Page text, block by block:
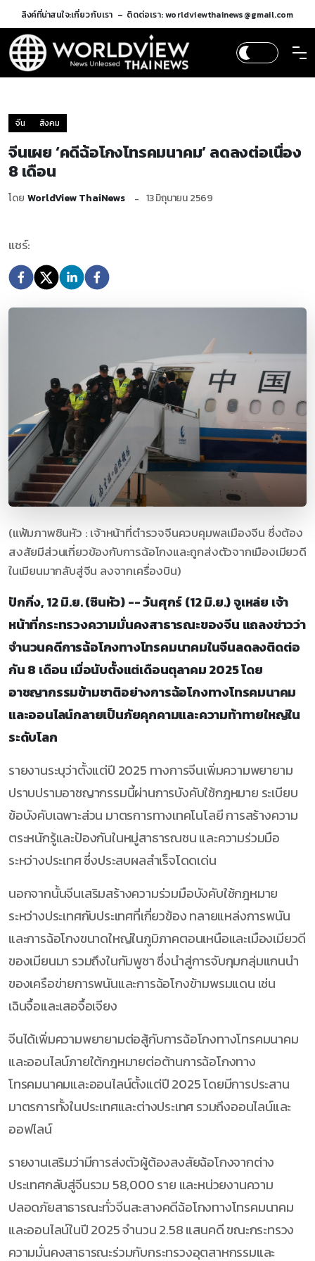
ลิงค์ที่น่าสนใจ:เกี่ยวกับเรา ติดต่อเรา: worldviewthainews@gmail.com
จีน สังคม
จีนเผย ‘คดีฉ้อโกงโทรคมนาคม’ ลดลงต่อเนื่อง
8 เดือน
โดย WorldView ThaiNews 13 มิถุนายน 2569
แชร์:
(แฟ้มภาพซินหัว : เจ้าหน้าที่ตำรวจจีนควบคุมพลเมืองจีน ซึ่งต้อง
สงสัยมีส่วนเกี่ยวข้องกับการฉ้อโกงและถูกส่งตัวจากเมืองเมียวดี
ในเมียนมากลับสู่จีน ลงจากเครื่องบิน)
ปักกิ่ง, 12 มิ.ย. (ซินหัว) -- วันศุกร์ (12 มิ.ย.) จูเหล่ย เจ้า
หน้าที่กระทรวงความมั่นคงสาธารณะของจีน แถลงข่าวว่า
จำนวนคดีการฉ้อโกงทางโทรคมนาคมในจีนลดลงติดต่อ
กัน 8 เดือน เมื่อนับตั้งแต่เดือนตุลาคม 2025 โดย
อาชญากรรมข้ามชาติอย่างการฉ้อโกงทางโทรคมนาคม
และออนไลน์กลายเป็นภัยคุกคามและความท้าทายใหญ่ใน
ระดับโลก
รายงานระบุว่าตั้งแต่ปี 2025 ทางการจีนเพิ่มความพยายาม
ปราบปรามอาชญากรรมนี้ผ่านการบังคับใช้กฎหมาย ระเบียบ
ข้อบังคับเฉพาะส่วน มาตรการทางเทคโนโลยี การสร้างความ
ตระหนักรู้และป้องกันในหมู่สาธารณชน และความร่วมมือ
ระหว่างประเทศ ซึ่งประสบผลสำเร็จโดดเด่น
นอกจากนั้นจีนเสริมสร้างความร่วมมือบังคับใช้กฎหมาย
ระหว่างประเทศกับประเทศที่เกี่ยวข้อง ทลายแหล่งการพนัน
และการฉ้อโกงขนาดใหญ่ในภูมิภาคตอนเหนือและเมืองเมียวดี
ของเมียนมา รวมถึงในกัมพูชา ซึ่งนำสู่การจับกุมกลุ่มแกนนำ
ของเครือข่ายการพนันและการฉ้อโกงข้ามพรมแดน เช่น
เฉินจื้อและเสอจื้อเจียง
จีนได้เพิ่มความพยายามต่อสู้กับการฉ้อโกงทางโทรคมนาคม
และออนไลน์ภายใต้กฎหมายต่อต้านการฉ้อโกงทาง
โทรคมนาคมและออนไลน์ตั้งแต่ปี 2025 โดยมีการประสาน
มาตรการทั้งในประเทศและต่างประเทศ รวมถึงออนไลน์และ
ออฟไลน์
รายงานเสริมว่ามีการส่งตัวผู้ต้องสงสัยฉ้อโกงจากต่าง
ประเทศกลับสู่จีนรวม 58,000 ราย และหน่วยงานความ
ปลอดภัยสาธารณะทั่วจีนสะสางคดีฉ้อโกงทางโทรคมนาคม
และออนไลน์ในปี 2025 จำนวน 2.58 แสนคดี ขณะกระทรวง
ความมั่นคงสาธารณะร่วมกับกระทรวงอุตสาหกรรมและ